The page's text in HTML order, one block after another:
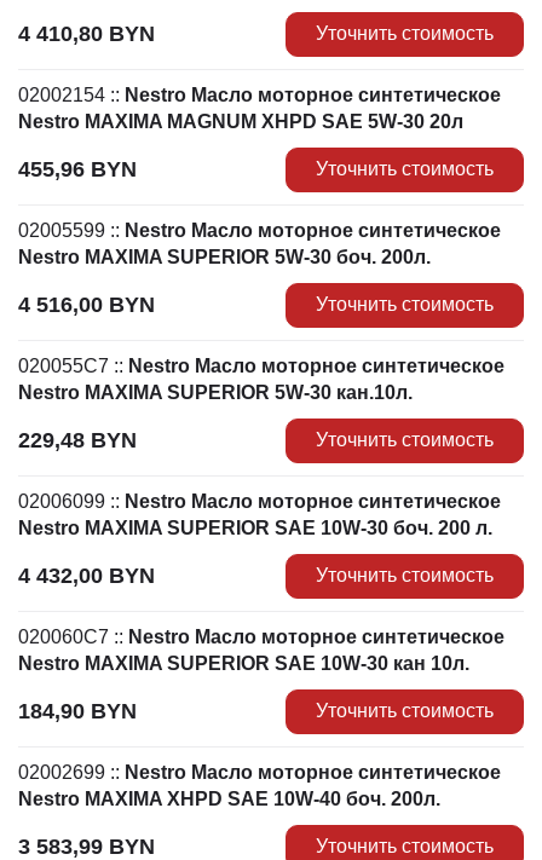
4 410,80 BYN Уточнить стоимость
02002154 :: Nestro Масло моторное синтетическое
Nestro MAXIMA MAGNUM XHPD SAE 5W-30 20л
455,96 BYN Уточнить стоимость
02005599 :: Nestro Масло моторное синтетическое
Nestro MAXIMA SUPERIOR 5W-30 боч. 200л.
4 516,00 BYN Уточнить стоимость
020055C7 :: Nestro Масло моторное синтетическое
Nestro MAXIMA SUPERIOR 5W-30 кан.10л.
229,48 BYN Уточнить стоимость
02006099 :: Nestro Масло моторное синтетическое
Nestro MAXIMA SUPERIOR SAE 10W-30 боч. 200 л.
4 432,00 BYN Уточнить стоимость
020060C7 :: Nestro Масло моторное синтетическое
Nestro MAXIMA SUPERIOR SAE 10W-30 кан 10л.
184,90 BYN Уточнить стоимость
02002699 :: Nestro Масло моторное синтетическое
Nestro MAXIMA XHPD SAE 10W-40 боч. 200л.
3 583,99 BYN Уточнить стоимость